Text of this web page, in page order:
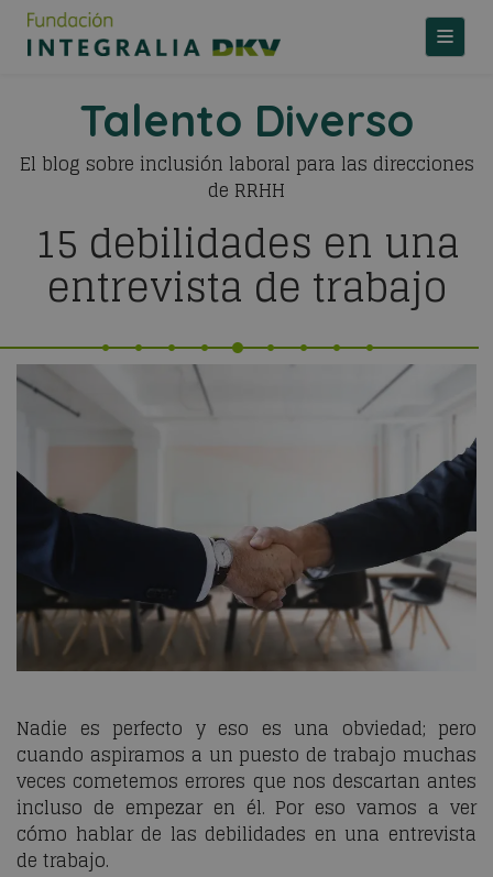
Talento Diverso
El blog sobre inclusión laboral para las direcciones
de RRHH
15 debilidades en una
entrevista de trabajo
Nadie es perfecto y eso es una obviedad; pero
cuando aspiramos a un puesto de trabajo muchas
veces cometemos errores que nos descartan antes
incluso de empezar en él. Por eso vamos a ver
cómo hablar de las debilidades en una entrevista
de trabajo.